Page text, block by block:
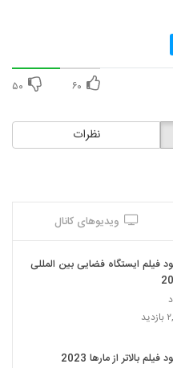
۶۰ ۵۰
نظرات
ویدیوهای کانال
فیلم ایستگاه فضایی بین المللی
فیلم بالاتر از مارها 2023